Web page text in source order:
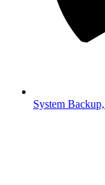
System